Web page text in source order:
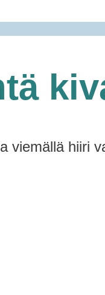
viemällä hiiri